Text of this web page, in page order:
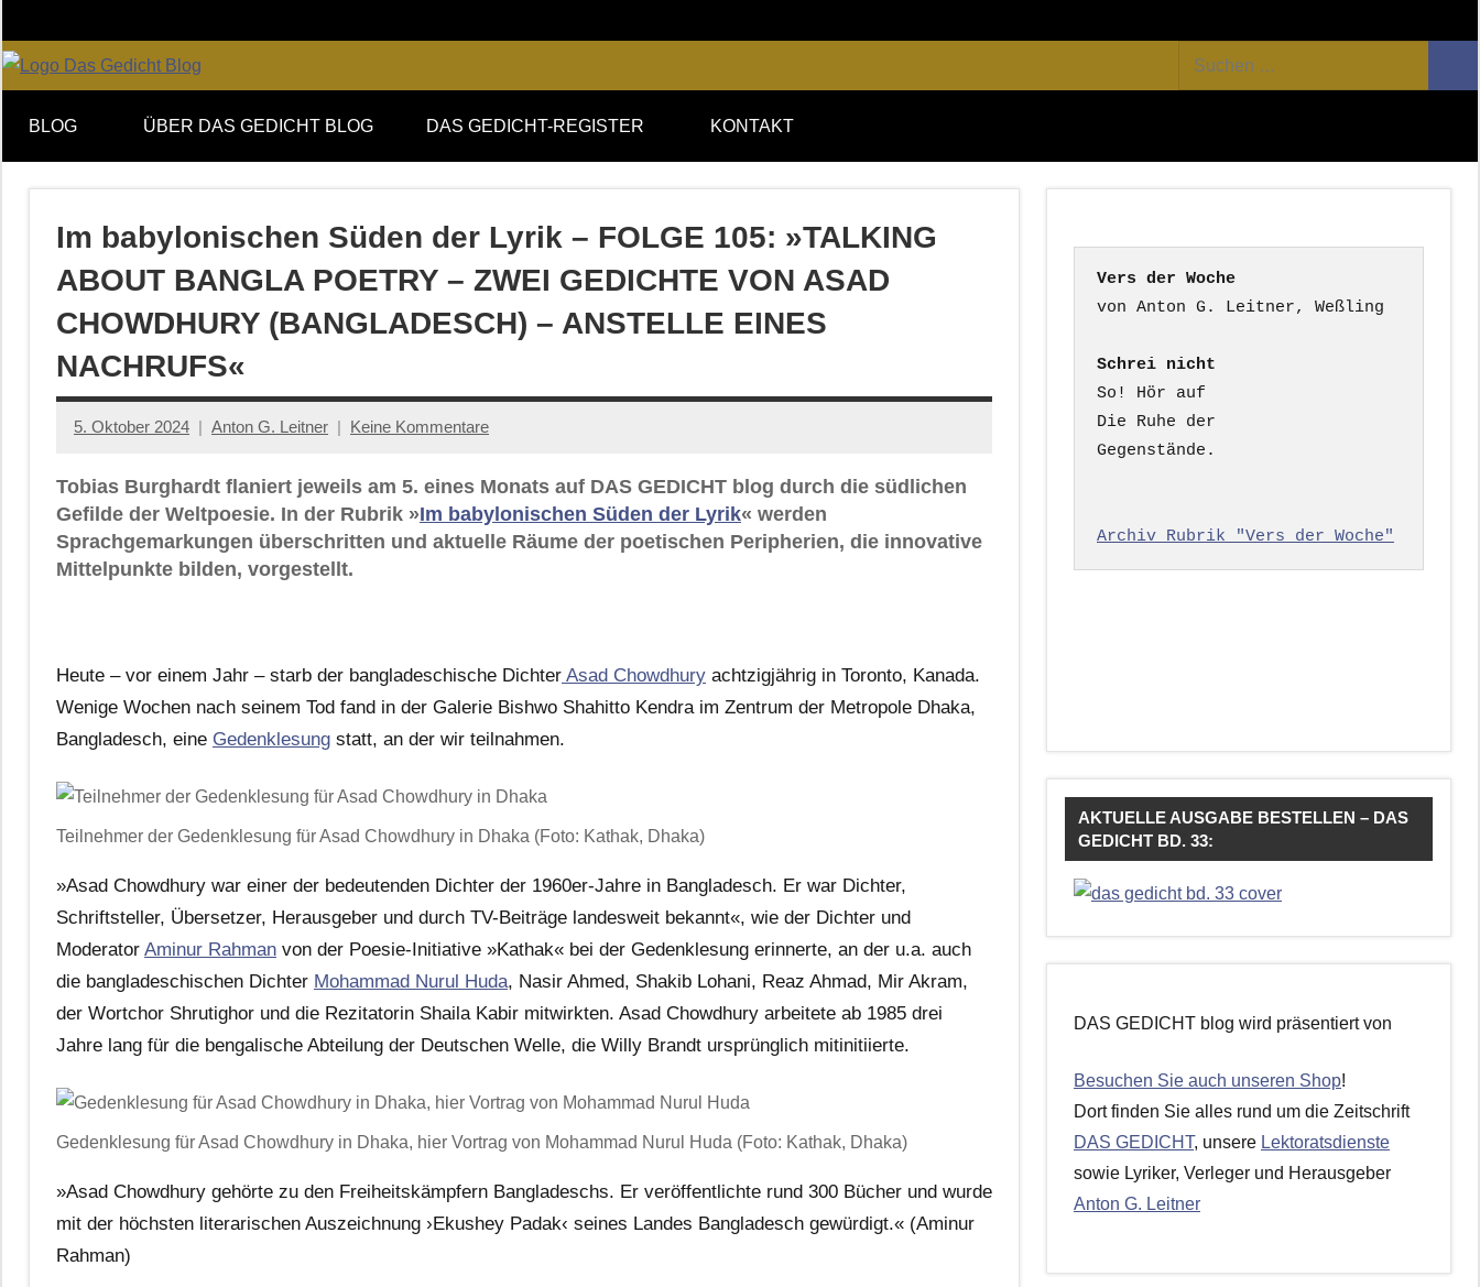
Inhalt
springen
DAS
GEDICHT
blog
von
DAS
GEDICHT.
Zeitschrift
für
Lyrik,
Essay
und
Kritik
Suchen
nach:
BLOG ÜBER DAS GEDICHT BLOG DAS GEDICHT-REGISTER KONTAKT
Im babylonischen Süden der Lyrik – FOLGE 105: »TALKING
ABOUT BANGLA POETRY – ZWEI GEDICHTE VON ASAD
CHOWDHURY (BANGLADESCH) – ANSTELLE EINES
NACHRUFS«
5. Oktober 2024 Anton G. Leitner Keine Kommentare
Tobias Burghardt flaniert jeweils am 5. eines Monats auf DAS GEDICHT blog durch die südlichen
Gefilde der Weltpoesie. In der Rubrik »Im babylonischen Süden der Lyrik« werden
Sprachgemarkungen überschritten und aktuelle Räume der poetischen Peripherien, die innovative
Mittelpunkte bilden, vorgestellt.
Heute – vor einem Jahr – starb der bangladeschische Dichter Asad Chowdhury achtzigjährig in Toronto, Kanada.
Wenige Wochen nach seinem Tod fand in der Galerie Bishwo Shahitto Kendra im Zentrum der Metropole Dhaka,
Bangladesch, eine Gedenklesung statt, an der wir teilnahmen.
Teilnehmer der Gedenklesung für Asad Chowdhury in Dhaka (Foto: Kathak, Dhaka)
»Asad Chowdhury war einer der bedeutenden Dichter der 1960er-Jahre in Bangladesch. Er war Dichter,
Schriftsteller, Übersetzer, Herausgeber und durch TV-Beiträge landesweit bekannt«, wie der Dichter und
Moderator Aminur Rahman von der Poesie-Initiative »Kathak« bei der Gedenklesung erinnerte, an der u.a. auch
die bangladeschischen Dichter Mohammad Nurul Huda, Nasir Ahmed, Shakib Lohani, Reaz Ahmad, Mir Akram,
der Wortchor Shrutighor und die Rezitatorin Shaila Kabir mitwirkten. Asad Chowdhury arbeitete ab 1985 drei
Jahre lang für die bengalische Abteilung der Deutschen Welle, die Willy Brandt ursprünglich mitinitiierte.
Gedenklesung für Asad Chowdhury in Dhaka, hier Vortrag von Mohammad Nurul Huda (Foto: Kathak, Dhaka)
»Asad Chowdhury gehörte zu den Freiheitskämpfern Bangladeschs. Er veröffentlichte rund 300 Bücher und wurde
mit der höchsten literarischen Auszeichnung ›Ekushey Padak‹ seines Landes Bangladesch gewürdigt.« (Aminur
Rahman)
Vers der Woche
Schrei nicht
So! Hör auf
Die Ruhe der
Gegenstände.
Archiv Rubrik "Vers der Woche"
AKTUELLE AUSGABE BESTELLEN – DAS
GEDICHT BD. 33:
DAS GEDICHT blog wird präsentiert von
Besuchen Sie auch unseren Shop!
Dort finden Sie alles rund um die Zeitschrift
DAS GEDICHT, unsere Lektoratsdienste
sowie Lyriker, Verleger und Herausgeber
Anton G. Leitner